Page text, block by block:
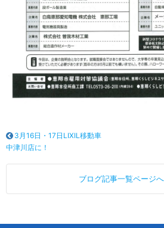
3月16日・17日LIXIL移動車
中津川店に！
ブログ記事一覧ページ